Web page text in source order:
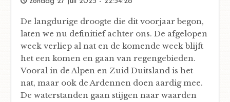
De langdurige droogte die dit voorjaar begon,
laten we nu definitief achter ons. De afgelopen
week verliep al nat en de komende week blijft
het een komen en gaan van regengebieden.
Vooral in de Alpen en Zuid Duitsland is het
nat, maar ook de Ardennen doen aardig mee.
De waterstanden gaan stijgen naar waarden